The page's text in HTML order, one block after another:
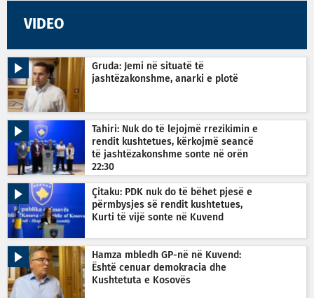
VIDEO
Gruda: Jemi në situatë të
jashtëzakonshme, anarki e plotë
Tahiri: Nuk do të lejojmë rrezikimin e
rendit kushtetues, kërkojmë seancë
të jashtëzakonshme sonte në orën
22:30
Çitaku: PDK nuk do të bëhet pjesë e
përmbysjes së rendit kushtetues,
Kurti të vijë sonte në Kuvend
Hamza mbledh GP-në në Kuvend:
Është cenuar demokracia dhe
Kushtetuta e Kosovës